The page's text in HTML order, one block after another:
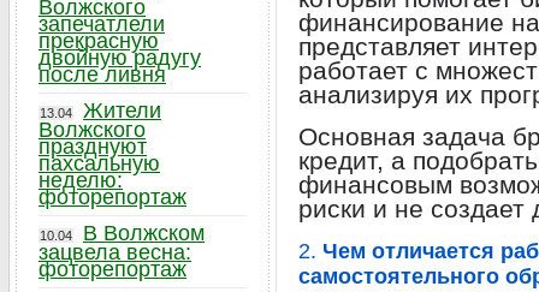
финансирование
представляет
работает с
анализируя их
Основная задача
кредит, а
финансовым
риски и не создает
2. Чем отличается
самостоятельного
Волжского
запечатлели
прекрасную
двойную радугу
после ливня
13.04
Жители
Волжского
празднуют
пахсальную
неделю:
фоторепортаж
10.04
В Волжском
зацвела весна:
фоторепортаж